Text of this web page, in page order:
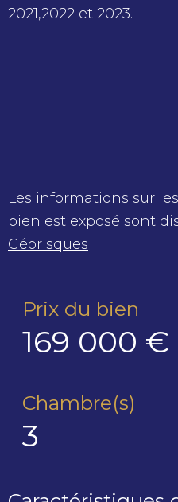
2021,2022 et 2023.
Les informations sur
bien est exposé sont
Géorisques
Prix du bien
169 000 €
Chambre(s)
3